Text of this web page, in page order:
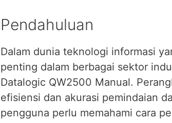
Pendahuluan
Dalam dunia teknologi informasi
penting dalam berbagai sektor
Datalogic QW2500 Manual.
efisiensi dan akurasi pemindaian
pengguna perlu memahami cara